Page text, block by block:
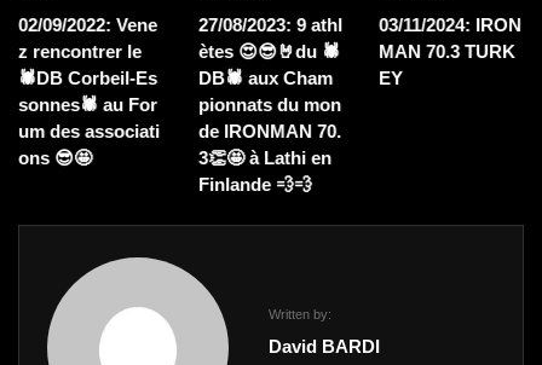
27/08/2023: 9 athl
ètes 😍😎🤘du 🕷
DB🕷 aux Cham
pionnats du mon
de IRONMAN 70.
3👏🤩 à Lathi en
03/11/2024: IRON
MAN 70.3 TURK
EY
24/05/2024:
tifs
Written by:
David BARDI